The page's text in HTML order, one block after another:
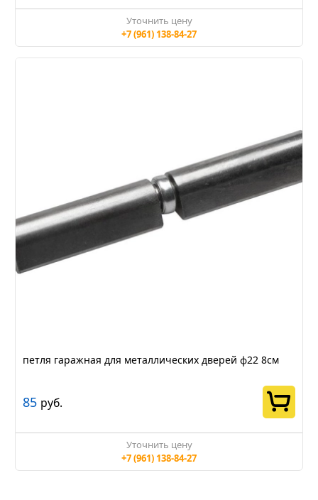
Уточнить цену
+7 (961) 138-84-27
петля гаражная для металлических дверей ф22 8см
85 руб.
Уточнить цену
+7 (961) 138-84-27